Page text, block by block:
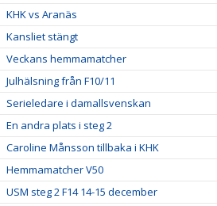
KHK vs Aranäs
Kansliet stängt
Veckans hemmamatcher
Julhälsning från F10/11
Serieledare i damallsvenskan
En andra plats i steg 2
Caroline Månsson tillbaka i KHK
Hemmamatcher V50
USM steg 2 F14 14-15 december